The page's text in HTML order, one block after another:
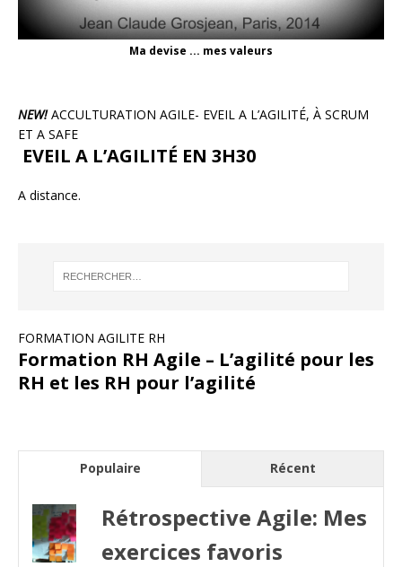
Ma devise ... mes valeurs
NEW!ACCULTURATION AGILE- EVEIL A L’AGILITÉ, À SCRUM
ET A SAFE
EVEIL A L’AGILITÉ EN 3H30
A distance.
FORMATION AGILITE RH
Formation RH Agile – L’agilité pour les
RH et les RH pour l’agilité
Populaire Récent
Rétrospective Agile: Mes
exercices favoris